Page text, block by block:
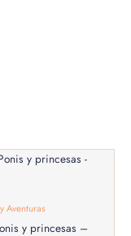
Aventuras
y princesas –